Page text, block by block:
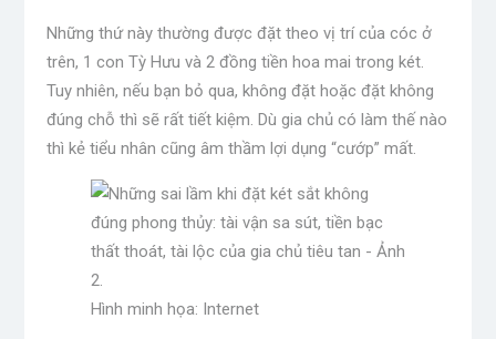
Những thứ này thường được đặt theo vị trí của cóc ở
trên, 1 con Tỳ Hưu và 2 đồng tiền hoa mai trong két.
Tuy nhiên, nếu bạn bỏ qua, không đặt hoặc đặt không
đúng chỗ thì sẽ rất tiết kiệm. Dù gia chủ có làm thế nào
thì kẻ tiểu nhân cũng âm thầm lợi dụng “cướp” mất.
Hình minh họa: Internet